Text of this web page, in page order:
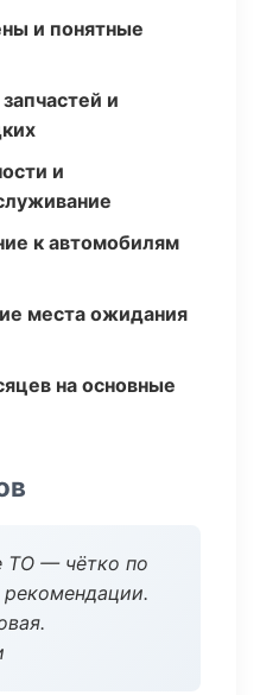
и понятные
и
и
к автомобилям
места ожидания
на основные
ТО — чётко по